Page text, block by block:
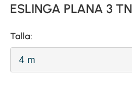
ESLINGA PLANA 3 TN
Talla: